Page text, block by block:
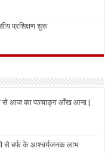
प्रशिक्षण शुरू
जी से आज का पञ्चाङ्ग आँख आना [
से बर्फ के आश्चर्यजनक लाभ